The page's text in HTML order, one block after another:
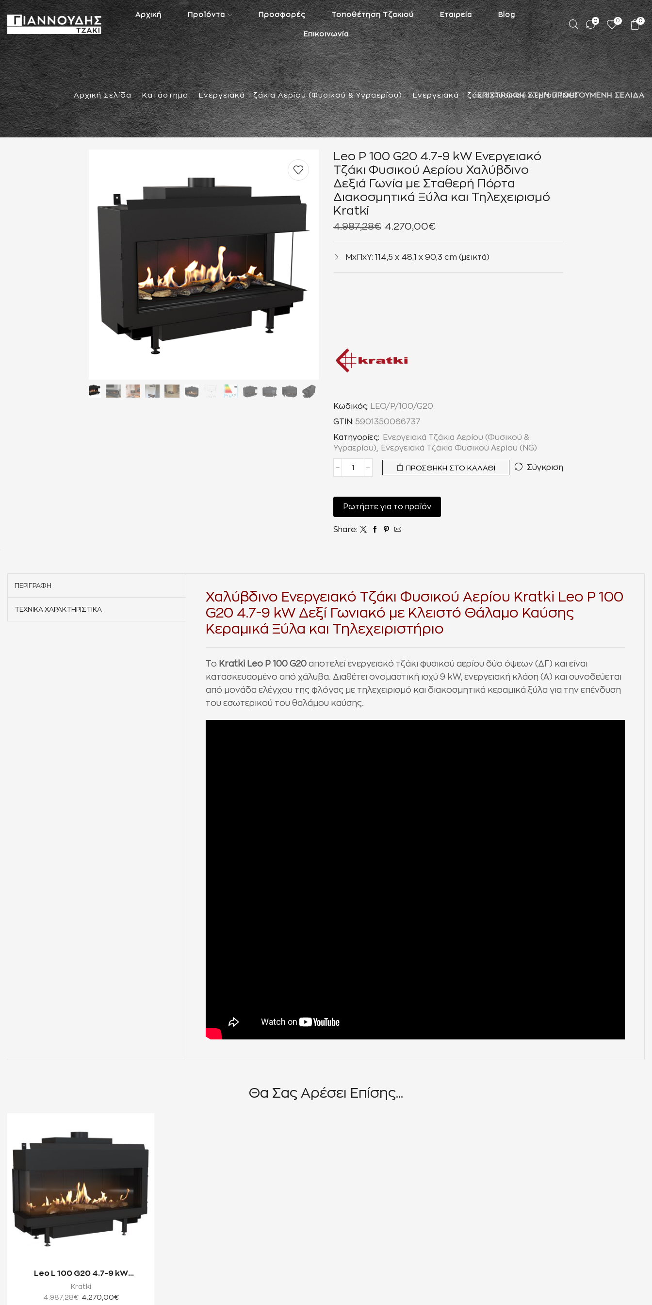
Αρχική Προϊόντα Προσφορές Τοποθέτηση Τζακιού Εταιρεία Blog
Επικοινωνία
0 0 0
Αρχική Σελίδα Κατάστημα Ενεργειακά Τζάκια Αερίου (Φυσικού & Υγραερίου) Ενεργειακά Τζάκια Φυσικού Αερίου (NG)
ΕΠΙΣΤΡΟΦΗ ΣΤΗΝ ΠΡΟΗΓΟΥΜΕΝΗ ΣΕΛΙΔΑ
Leo P 100 G20 4.7-9 kW Ενεργειακό
Τζάκι Φυσικού Αερίου Χαλύβδινο
Δεξιά Γωνία με Σταθερή Πόρτα
Διακοσμητικά Ξύλα και Τηλεχειρισμό
Kratki
4.987,28€ 4.270,00€
ΜxΠxΥ: 114,5 x 48,1 x 90,3 cm (μεικτά)
Κωδικός: LEO/P/100/G20
GTIN: 5901350066737
Κατηγορίες:
Ενεργειακά Τζάκια Αερίου (Φυσικού &
Υγραερίου), Ενεργειακά Τζάκια Φυσικού Αερίου (NG)
ΠΡΟΣΘΉΚΗ ΣΤΟ ΚΑΛΆΘΙ Σύγκριση
Ρωτήστε για το προϊόν
Share:
ΠΕΡΙΓΡΑΦΉ
ΤΕΧΝΙΚΆ ΧΑΡΑΚΤΗΡΙΣΤΙΚΆ
Χαλύβδινο Ενεργειακό Τζάκι Φυσικού Αερίου Kratki Leo P 100
G20 4.7-9 kW Δεξί Γωνιακό με Κλειστό Θάλαμο Καύσης
Κεραμικά Ξύλα και Τηλεχειριστήριο
Το Kratki Leo P 100 G20 αποτελεί ενεργειακό τζάκι φυσικού αερίου δύο όψεων (ΔΓ) και είναι
κατασκευασμένο από χάλυβα. Διαθέτει ονομαστική ισχύ 9 kW, ενεργειακή κλάση (Α) και συνοδεύεται
από μονάδα ελέγχου της φλόγας με τηλεχειρισμό και διακοσμητικά κεραμικά ξύλα για την επένδυση
του εσωτερικού του θαλάμου καύσης.
Θα Σας Αρέσει Επίσης...
Leo L 100 G20 4.7-9 kW
Ενεργειακό Τζάκι Φυσικού Αε...
Kratki
4.987,28€ 4.270,00€